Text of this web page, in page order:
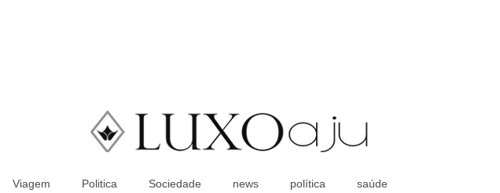
Coluna Social
Viagem Politica Sociedade news política saúde